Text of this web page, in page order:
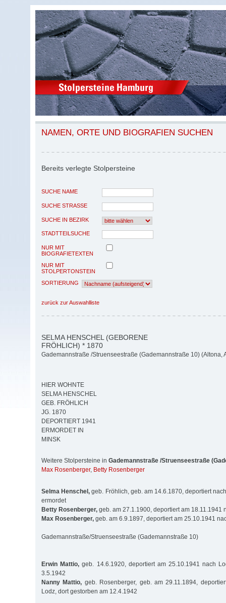
NAMEN, ORTE UND BIOGRAFIEN SUCHEN
Bereits verlegte Stolpersteine
SUCHE NAME
SUCHE STRASSE
SUCHE IN BEZIRK
STADTTEILSUCHE
NUR MIT
BIOGRAFIETEXTEN
NUR MIT
STOLPERTONSTEIN
SORTIERUNG
zurück zur Auswahlliste
SELMA HENSCHEL (GEBORENE
FRÖHLICH) * 1870
Gademannstraße /Struenseestraße (Gademannstraße 10) (Altona,
HIER WOHNTE
SELMA HENSCHEL
GEB. FRÖHLICH
JG. 1870
DEPORTIERT 1941
ERMORDET IN
MINSK
Weitere Stolpersteine in Gademannstraße /Struenseestraße
Max Rosenberger, Betty Rosenberger
Selma Henschel, geb. Fröhlich, geb. am 14.6.1870, deportiert
ermordet
Betty Rosenberger, geb. am 27.1.1900, deportiert am 18.11.1941
Max Rosenberger, geb. am 6.9.1897, deportiert am 25.10.1941
Gademannstraße/Struenseestraße (Gademannstraße 10)
Erwin Mattio, geb. 14.6.1920, deportiert am 25.10.1941 nach
3.5.1942
Nanny Mattio, geb. Rosenberger, geb. am 29.11.1894,
Lodz, dort gestorben am 12.4.1942